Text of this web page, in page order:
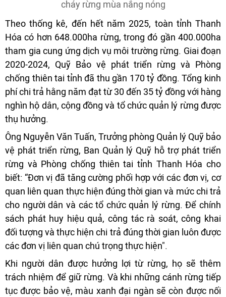
cháy rừng mùa nắng nóng
Theo thống kê, đến hết năm 2025, toàn tỉnh Thanh
Hóa có hơn 648.000ha rừng, trong đó gần 400.000ha
tham gia cung ứng dịch vụ môi trường rừng. Giai đoạn
2020-2024, Quỹ Bảo vệ phát triển rừng và Phòng
chống thiên tai tỉnh đã thu gần 170 tỷ đồng. Tổng kinh
phí chi trả hằng năm đạt từ 30 đến 35 tỷ đồng với hàng
nghìn hộ dân, cộng đồng và tổ chức quản lý rừng được
thụ hưởng.
Ông Nguyễn Văn Tuấn, Trưởng phòng Quản lý Quỹ bảo
vệ phát triển rừng, Ban Quản lý Quỹ hỗ trợ phát triển
rừng và Phòng chống thiên tai tỉnh Thanh Hóa cho
biết: “Đơn vị đã tăng cường phối hợp với các đơn vị, cơ
quan liên quan thực hiện đúng thời gian và mức chi trả
cho người dân và các tổ chức quản lý rừng. Để chính
sách phát huy hiệu quả, công tác rà soát, công khai
đối tượng và thực hiện chi trả đúng thời gian luôn được
các đơn vị liên quan chú trọng thực hiện".
Khi người dân được hưởng lợi từ rừng, họ sẽ thêm
trách nhiệm để giữ rừng. Và khi những cánh rừng tiếp
tục được bảo vệ, màu xanh đại ngàn sẽ còn được nối